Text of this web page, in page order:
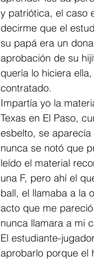
y patriótica, el caso
decirme que el
su papá era un
aprobación de su
quería lo hiciera
contratado.
Impartía yo la
Texas en El Paso,
esbelto, se
nunca se notó que
leído el material
una F, pero ahí el
ball, el llamaba a la
acto que me
nunca llamara a mi
El estudiante-
aprobarlo porque el